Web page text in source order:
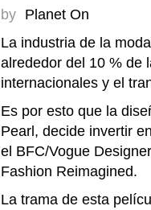
by Planet On
La industria de la
alrededor del 10 % de
internacionales y el
Es por esto que la
Pearl, decide invertir
el BFC/Vogue
Fashion Reimagined.
La trama de esta